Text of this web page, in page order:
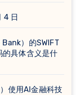
4 日
）的SWIFT
的具体含义是什
使用AI金融科技